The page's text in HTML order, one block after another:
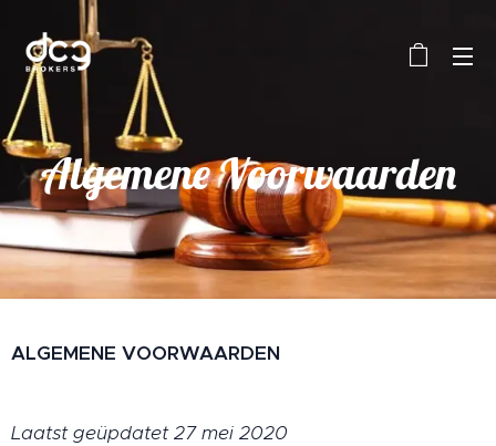
Algemene Voorwaarden
ALGEMENE VOORWAARDEN
Laatst geüpdatet 27 mei 2020